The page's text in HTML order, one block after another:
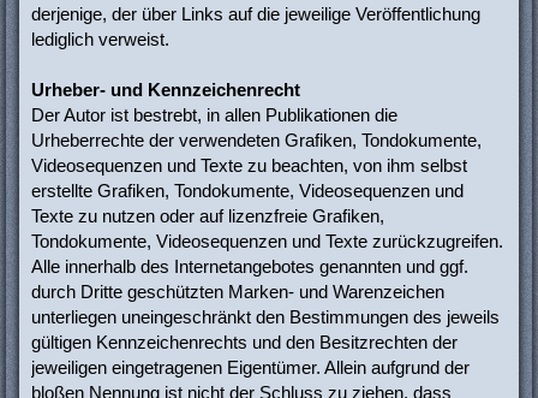
derjenige, der über Links auf die jeweilige Veröffentlichung
lediglich verweist.
Urheber- und Kennzeichenrecht
Der Autor ist bestrebt, in allen Publikationen die
Urheberrechte der verwendeten Grafiken, Tondokumente,
Videosequenzen und Texte zu beachten, von ihm selbst
erstellte Grafiken, Tondokumente, Videosequenzen und
Texte zu nutzen oder auf lizenzfreie Grafiken,
Tondokumente, Videosequenzen und Texte zurückzugreifen.
Alle innerhalb des Internetangebotes genannten und ggf.
durch Dritte geschützten Marken- und Warenzeichen
unterliegen uneingeschränkt den Bestimmungen des jeweils
gültigen Kennzeichenrechts und den Besitzrechten der
jeweiligen eingetragenen Eigentümer. Allein aufgrund der
bloßen Nennung ist nicht der Schluss zu ziehen, dass